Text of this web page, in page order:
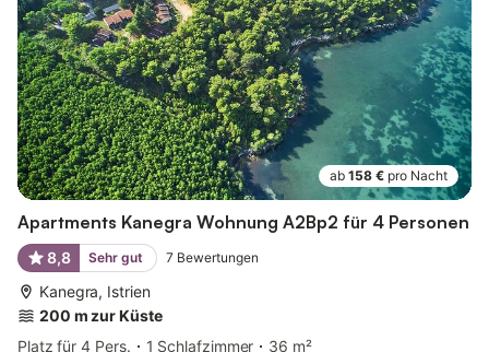
ab 158 € pro Nacht
Apartments Kanegra Wohnung A2Bp2 für 4 Personen
8,8 Sehr gut 7 Bewertungen
Kanegra, Istrien
200 m zur Küste
Platz für 4 Pers.
1 Schlafzimmer
36 m²